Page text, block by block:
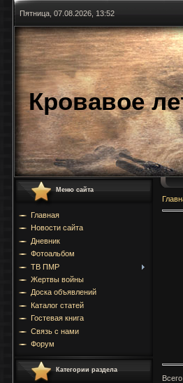
Пятница, 07.08.2026, 13:52
Кровавое
Меню сайта
Главная
Новости сайта
Дневник
Фотоальбом
ТВ ПМР
Жертвы войны
Доска объявлений
Каталог статей
Гостевая книга
Связь с нами
Форум
Категории раздела